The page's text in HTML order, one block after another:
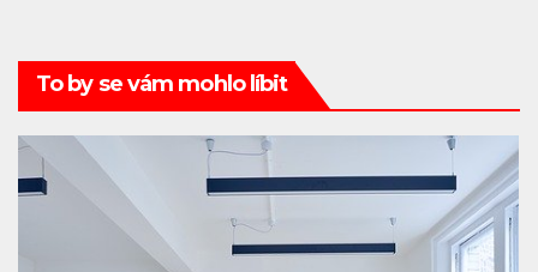
To by se vám mohlo líbit